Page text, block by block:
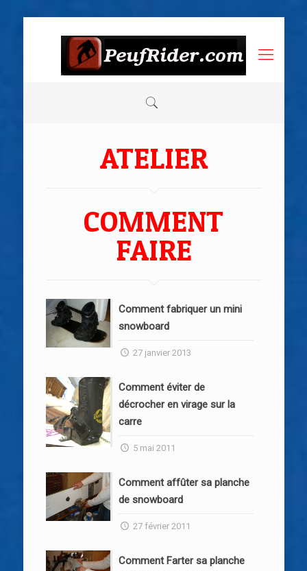
ATELIER
COMMENT
FAIRE
Comment fabriquer un mini
snowboard
27 janvier 2013
Comment éviter de
décrocher en virage sur la
carre
5 mai 2011
Comment affûter sa planche
de snowboard
27 février 2011
Comment Farter sa planche